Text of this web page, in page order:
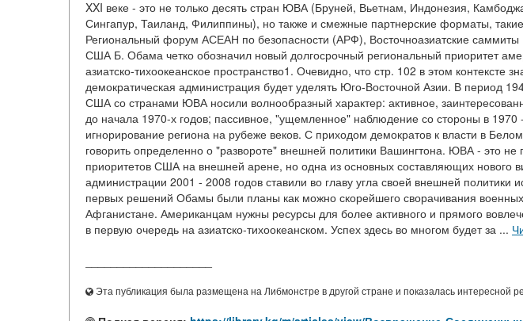
XXI веке - это не только десять стран ЮВА (Бруней, Вьетнам, Индонезия,
Сингапур, Таиланд, Филиппины), но также и смежные партнерские форматы,
Региональный форум АСЕАН по безопасности (АРФ), Восточноазиатские
США Б. Обама четко обозначил новый долгосрочный региональный приоритет
азиатско-тихоокеанское пространство1. Очевидно, что стр. 102 в этом контексте
демократическая администрация будет уделять Юго-Восточной Азии. В период
США со странами ЮВА носили волнообразный характер: активное,
до начала 1970-х годов; пассивное, "ущемленное" наблюдение со стороны в 1970
игнорирование региона на рубеже веков. С приходом демократов к власти в
говорить определенно о "развороте" внешней политики Вашингтона. ЮВА - это не
приоритетов США на внешней арене, но одна из основных составляющих нового
администрации 2001 - 2008 годов ставили во главу угла своей внешней политики
первых решений Обамы были планы как можно скорейшего сворачивания
Афганистане. Американцам нужны ресурсы для более активного и прямого
в первую очередь на азиатско-тихоокеанском. Успех здесь во многом будет за ...
Эта публикация была размещена на Либмонстре в другой стране и показалась интересной